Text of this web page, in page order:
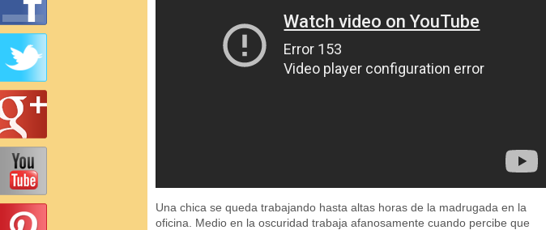
Una chica se queda trabajando hasta altas horas de la madrugada en la
oficina. Medio en la oscuridad trabaja afanosamente cuando percibe que